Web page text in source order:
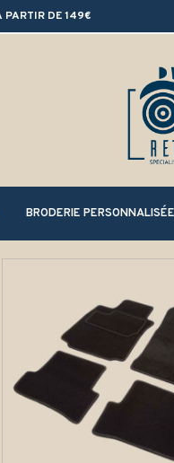
PARTIR DE 149€
BRODERIE PERSONNALISÉE